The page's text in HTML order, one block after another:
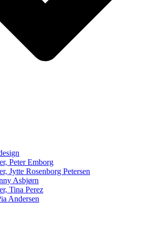
Peter Emborg
Jytte Rosenborg Petersen
Asbjørn
Tina Perez
Andersen